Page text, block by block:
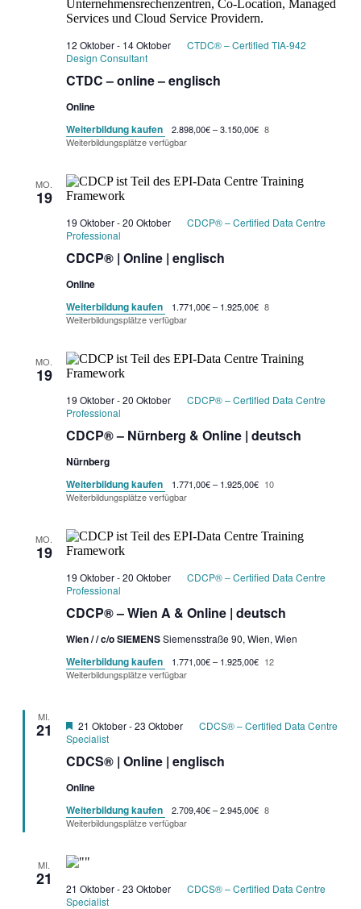
CTDC – online – englisch
12 Oktober- 14 Oktober
CTDC® – Certified TIA-942
Design Consultant
Online
Weiterbildung kaufen
2.898,00€ – 3.150,00€ 8
Weiterbildungsplätze verfügbar
MO.
19
CDCP® | Online | englisch
19 Oktober-20 Oktober
CDCP® – Certified Data Centre
Professional
Online
Weiterbildung kaufen
1.771,00€ – 1.925,00€ 8
Weiterbildungsplätze verfügbar
MO.
19
CDCP® – Nürnberg & Online | deutsch
19 Oktober-20 Oktober
CDCP® – Certified Data Centre
Professional
Nürnberg
Weiterbildung kaufen
1.771,00€ – 1.925,00€ 10
Weiterbildungsplätze verfügbar
MO.
19
CDCP® – Wien A & Online | deutsch
19 Oktober-20 Oktober
CDCP® – Certified Data Centre
Professional
Wien / / c/o SIEMENSSiemensstraße 90, Wien, Wien
Weiterbildung kaufen 1.771,00€ – 1.925,00€ 12
Weiterbildungsplätze verfügbar
MI.
21
CDCS® | Online | englisch
Garantietermin
21 Oktober-23 Oktober
CDCS® – Certified Data Centre
Specialist
Online
Weiterbildung kaufen
2.709,40€ – 2.945,00€ 8
Weiterbildungsplätze verfügbar
MI.
21 21 Oktober-23 Oktober
CDCS® – Certified Data Centre
Specialist